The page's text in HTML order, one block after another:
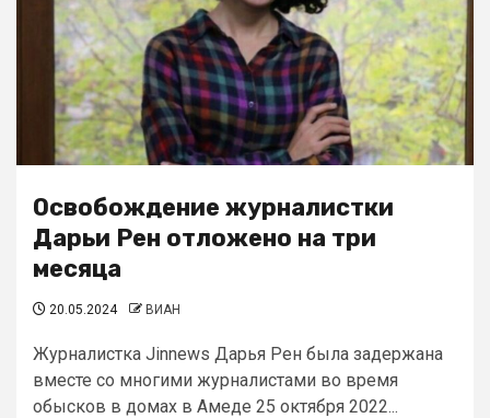
Освобождение журналистки
Дарьи Рен отложено на три
месяца
20.05.2024 ВИАН
Журналистка Jinnews Дарья Рен была задержана
вместе со многими журналистами во время
обысков в домах в Амеде 25 октября 2022...